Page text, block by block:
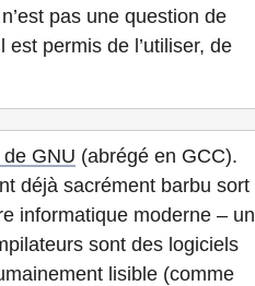
pas une question de
permis de l’utiliser, de
GNU (abrégé en GCC).
déjà sacrément barbu sort
informatique moderne – un
sont des logiciels
lisible (comme